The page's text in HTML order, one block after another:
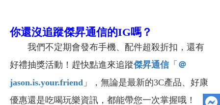
你還沒追蹤傑昇通信的IG嗎？
我們不定期會發布手機、配件超殺折扣，還有
好禮抽獎活動！趕快點進來追蹤傑昇通信「 ＠
jason.is.your.friend 」，無論是最新的3C產品、好康
優惠還是吃喝玩樂資訊，都能帶您一次掌握哦！